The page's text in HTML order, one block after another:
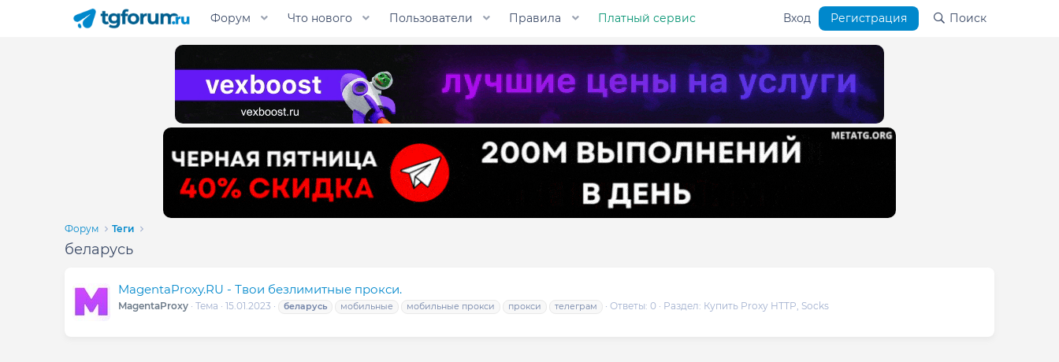
Форум Что нового Пользователи Правила Платный сервис Вход Регистрация Поиск
Форум Теги
беларусь
MagentaProxy.RU - Твои безлимитные прокси.
MagentaProxy Тема 15.01.2023 беларусь мобильные мобильные прокси прокси телеграм Ответы: 0 Раздел: Купить Proxy HTTP, Socks